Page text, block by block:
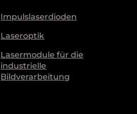
Impulslaserdioden
Laseroptik
Lasermodule für die
industrielle
Bildverarbeitung